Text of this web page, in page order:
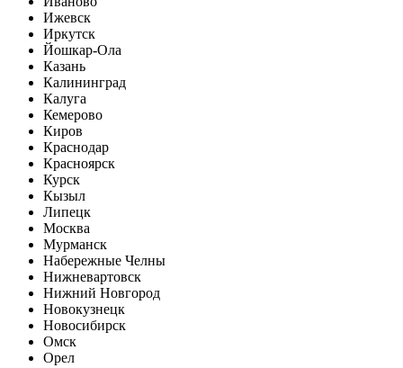
Ижевск
Иркутск
Йошкар-Ола
Казань
Калининград
Калуга
Кемерово
Киров
Краснодар
Красноярск
Курск
Кызыл
Липецк
Москва
Мурманск
Набережные Челны
Нижневартовск
Нижний Новгород
Новокузнецк
Новосибирск
Омск
Орел